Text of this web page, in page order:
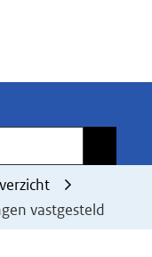
vastgesteld